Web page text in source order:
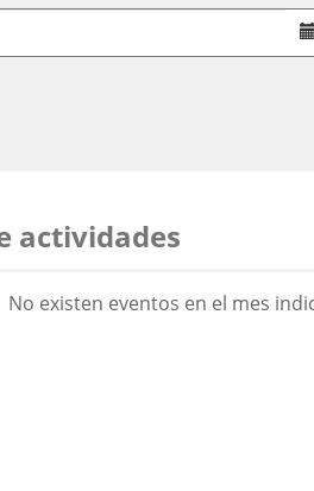
actividades
AGOSTO
No existen eventos en el mes